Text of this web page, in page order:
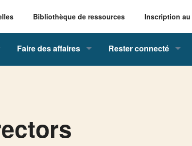
Bibliothèque de ressources Inscription
Faire des affaires Rester connecté